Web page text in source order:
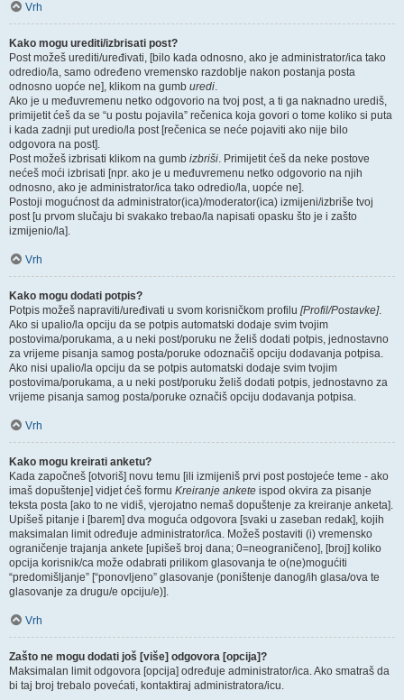
Vrh
Kako mogu urediti/izbrisati post?
Post možeš urediti/uređivati, [bilo kada odnosno, ako je administrator/ica tako
odredio/la, samo određeno vremensko razdoblje nakon postanja posta
odnosno uopće ne], klikom na gumb uredi.
Ako je u međuvremenu netko odgovorio na tvoj post, a ti ga naknadno urediš,
primijetit ćeš da se “u postu pojavila” rečenica koja govori o tome koliko si puta
i kada zadnji put uredio/la post [rečenica se neće pojaviti ako nije bilo
odgovora na post].
Post možeš izbrisati klikom na gumb izbriši. Primijetit ćeš da neke postove
nećeš moći izbrisati [npr. ako je u međuvremenu netko odgovorio na njih
odnosno, ako je administrator/ica tako odredio/la, uopće ne].
Postoji mogućnost da administrator(ica)/moderator(ica) izmijeni/izbriše tvoj
post [u prvom slučaju bi svakako trebao/la napisati opasku što je i zašto
izmijenio/la].
Vrh
Kako mogu dodati potpis?
Potpis možeš napraviti/uređivati u svom korisničkom profilu [Profil/Postavke].
Ako si upalio/la opciju da se potpis automatski dodaje svim tvojim
postovima/porukama, a u neki post/poruku ne želiš dodati potpis, jednostavno
za vrijeme pisanja samog posta/poruke odoznačiš opciju dodavanja potpisa.
Ako nisi upalio/la opciju da se potpis automatski dodaje svim tvojim
postovima/porukama, a u neki post/poruku želiš dodati potpis, jednostavno za
vrijeme pisanja samog posta/poruke označiš opciju dodavanja potpisa.
Vrh
Kako mogu kreirati anketu?
Kada započneš [otvoriš] novu temu [ili izmijeniš prvi post postojeće teme - ako
imaš dopuštenje] vidjet ćeš formu Kreiranje ankete ispod okvira za pisanje
teksta posta [ako to ne vidiš, vjerojatno nemaš dopuštenje za kreiranje anketa].
Upišeš pitanje i [barem] dva moguća odgovora [svaki u zaseban redak], kojih
maksimalan limit određuje administrator/ica. Možeš postaviti (i) vremensko
ograničenje trajanja ankete [upišeš broj dana; 0=neograničeno], [broj] koliko
opcija korisnik/ca može odabrati prilikom glasovanja te o(ne)mogućiti
“predomišljanje” [“ponovljeno” glasovanje (poništenje danog/ih glasa/ova te
glasovanje za drugu/e opciju/e)].
Vrh
Zašto ne mogu dodati još [više] odgovora [opcija]?
Maksimalan limit odgovora [opcija] određuje administrator/ica. Ako smatraš da
bi taj broj trebalo povećati, kontaktiraj administratora/icu.